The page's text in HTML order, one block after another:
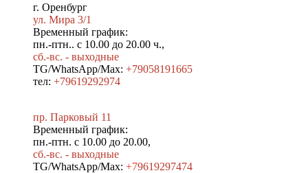
г. Оренбург
ул. Мира 3/1
Временный график:
пн.-птн.. с 10.00 до 20.00 ч.,
сб.-вс. - выходные
TG/WhatsApp/Max: +79058191665
тел: +79619292974
пр. Парковый 11
Временный график:
пн.-птн. с 10.00 до 20.00,
сб.-вс. - выходные
TG/WhatsApp/Max: +79619297474